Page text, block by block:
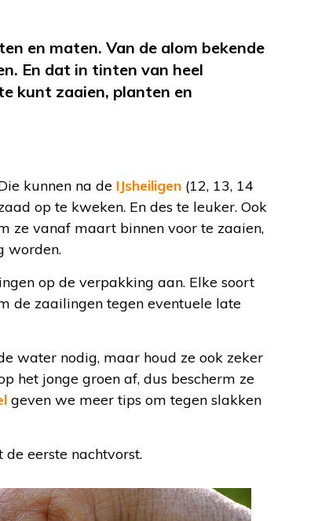
en maten. Van de alom bekende
En dat in tinten van heel
kunt zaaien, planten en
kunnen na de IJsheiligen (12, 13, 14
op te kweken. En des te leuker. Ook
ze vanaf maart binnen voor te zaaien,
worden.
op de verpakking aan. Elke soort
de zaailingen tegen eventuele late
water nodig, maar houd ze ook zeker
het jonge groen af, dus bescherm ze
geven we meer tips om tegen slakken
eerste nachtvorst.